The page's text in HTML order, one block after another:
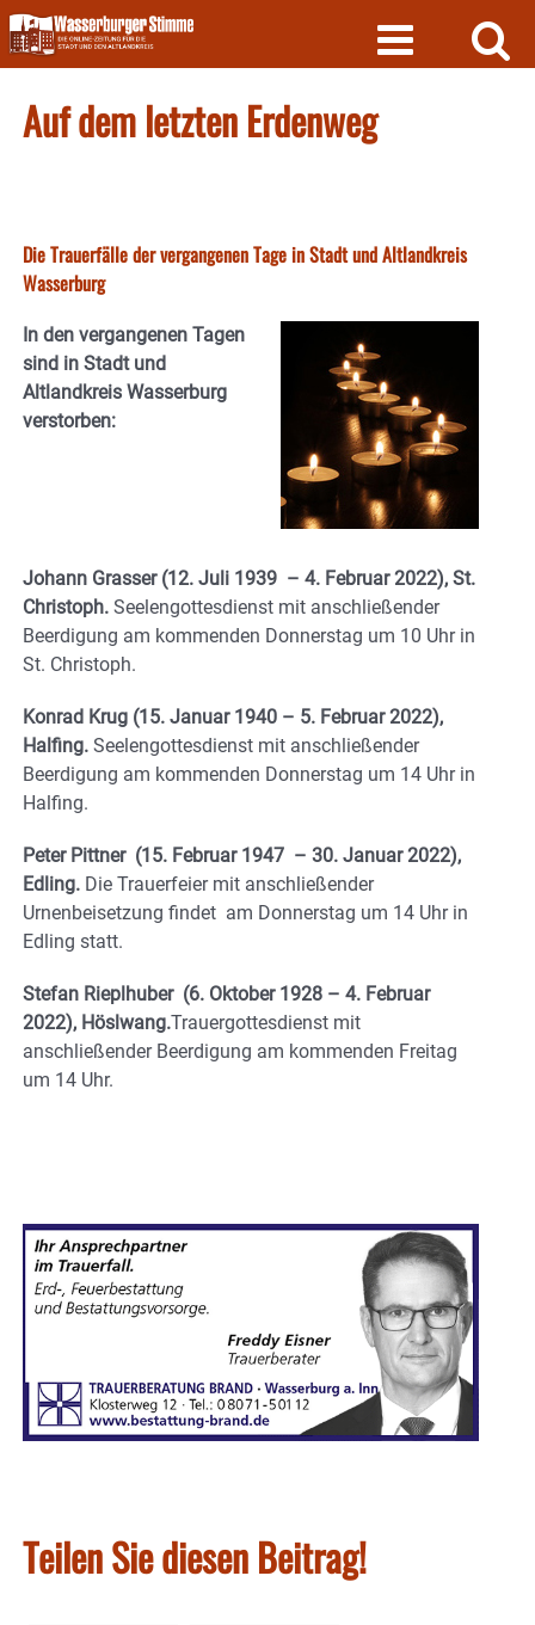
Skip
to
content
Auf dem letzten Erdenweg
Die Trauerfälle der vergangenen Tage in Stadt und Altlandkreis
Wasserburg
In den vergangenen Tagen
sind in Stadt und
Altlandkreis Wasserburg
verstorben:
Johann Grasser (12. Juli 1939 – 4. Februar 2022), St.
Christoph. Seelengottesdienst mit anschließender
Beerdigung am kommenden Donnerstag um 10 Uhr in
St. Christoph.
Konrad Krug (15. Januar 1940 – 5. Februar 2022),
Halfing. Seelengottesdienst mit anschließender
Beerdigung am kommenden Donnerstag um 14 Uhr in
Halfing.
Peter Pittner (15. Februar 1947 – 30. Januar 2022),
Edling. Die Trauerfeier mit anschließender
Urnenbeisetzung findet am Donnerstag um 14 Uhr in
Edling statt.
Stefan Rieplhuber (6. Oktober 1928 – 4. Februar
2022), Höslwang.Trauergottesdienst mit
anschließender Beerdigung am kommenden Freitag
um 14 Uhr.
Teilen Sie diesen Beitrag!